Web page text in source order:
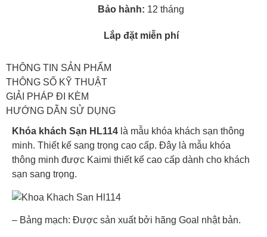
Bảo hành: 12 tháng
Lắp đặt miễn phí
THÔNG TIN SẢN PHẨM
THÔNG SỐ KỸ THUẬT
GIẢI PHÁP ĐI KÈM
HƯỚNG DẪN SỬ DỤNG
Khóa khách Sạn HL114 là mẫu khóa khách sạn thông
minh. Thiết kế sang trọng cao cấp. Đây là mẫu khóa
thông minh được Kaimi thiết kế cao cấp dành cho khách
sạn sang trọng.
– Bảng mạch: Được sản xuất bởi hãng Goal nhật bản.